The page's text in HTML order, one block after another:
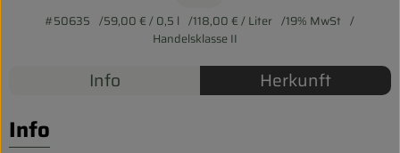
Pferdepension & Reitbetrieb
Firmenkunden
#50635 59,00 €/ 0,5 l 118,00 €/ Liter
19% MwSt
Handelsklasse II
Info Herkunft
Info